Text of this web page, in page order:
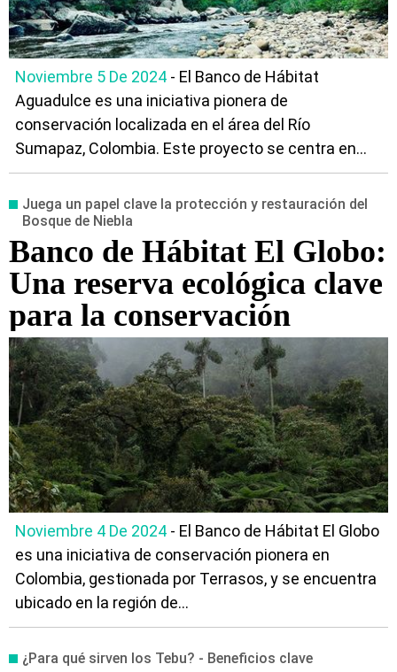
Noviembre 5 De 2024 - El Banco de Hábitat
Aguadulce es una iniciativa pionera de
conservación localizada en el área del Río
Sumapaz, Colombia. Este proyecto se centra en...
Juega un papel clave la protección y restauración del
Bosque de Niebla
Banco de Hábitat El Globo:
Una reserva ecológica clave
para la conservación
Noviembre 4 De 2024 - El Banco de Hábitat El Globo
es una iniciativa de conservación pionera en
Colombia, gestionada por Terrasos, y se encuentra
ubicado en la región de...
¿Para qué sirven los Tebu? - Beneficios clave